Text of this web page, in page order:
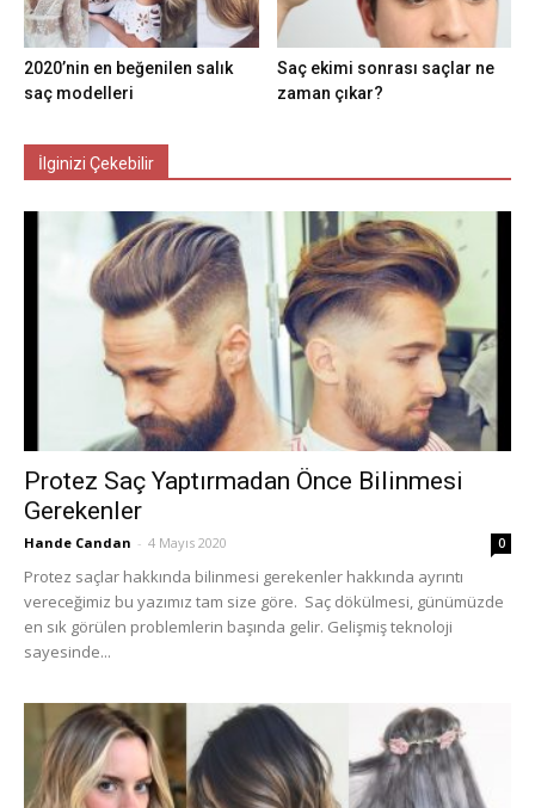
2020’nin en beğenilen salık
saç modelleri
Saç ekimi sonrası saçlar ne
zaman çıkar?
İlginizi Çekebilir
Protez Saç Yaptırmadan Önce Bilinmesi
Gerekenler
Hande Candan - 4 Mayıs 2020 0
Protez saçlar hakkında bilinmesi gerekenler hakkında ayrıntı
vereceğimiz bu yazımız tam size göre. Saç dökülmesi, günümüzde
en sık görülen problemlerin başında gelir. Gelişmiş teknoloji
sayesinde...